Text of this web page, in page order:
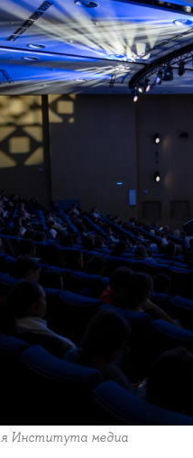
Института медиа